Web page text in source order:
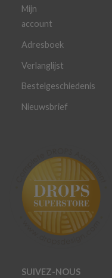
Mijn
account
Adresboek
Verlanglijst
Bestelgeschiedenis
Nieuwsbrief
SUIVEZ-NOUS